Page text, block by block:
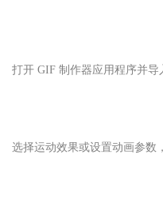
打开 GIF 制作器应用程序并导
选择运动效果或设置动画参数